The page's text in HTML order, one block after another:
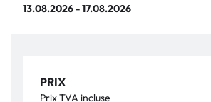
13.08.2026 - 17.08.2026
PRIX
Prix TVA incluse